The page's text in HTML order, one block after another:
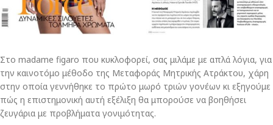
Στο madame figaro που κυκλοφορεί, σας μιλάμε με απλά λόγια, για
την καινοτόμο μέθοδο της Μεταφοράς Μητρικής Ατράκτου, χάρη
στην οποία γεννήθηκε το πρώτο μωρό τριών γονέων κι εξηγούμε
πώς η επιστημονική αυτή εξέλιξη θα μπορούσε να βοηθήσει
ζευγάρια με προβλήματα γονιμότητας.